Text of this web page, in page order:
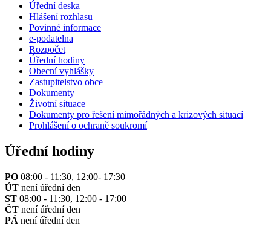
Úřední deska
Hlášení rozhlasu
Povinné informace
e-podatelna
Rozpočet
Úřední hodiny
Obecní vyhlášky
Zastupitelstvo obce
Dokumenty
Životní situace
Dokumenty pro řešení mimořádných a krizových situací
Prohlášení o ochraně soukromí
Úřední hodiny
PO 08:00 - 11:30, 12:00- 17:30
ÚT není úřední den
ST 08:00 - 11:30, 12:00 - 17:00
ČT není úřední den
PÁ není úřední den